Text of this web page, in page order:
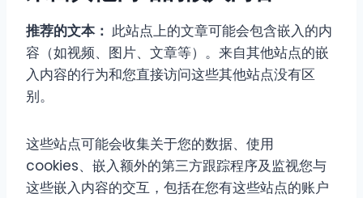
推荐的文本： 此站点上的文章可能会包含嵌入的内
容（如视频、图片、文章等）。来自其他站点的嵌
入内容的行为和您直接访问这些其他站点没有区
别。
这些站点可能会收集关于您的数据、使用
cookies、嵌入额外的第三方跟踪程序及监视您与
这些嵌入内容的交互，包括在您有这些站点的账户